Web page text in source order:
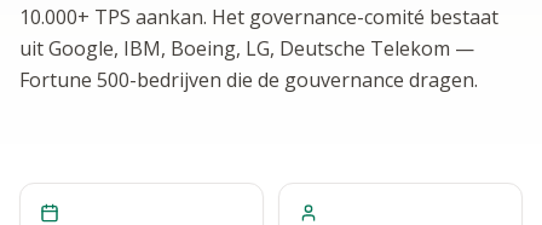
10.000+ TPS aankan. Het governance-comité bestaat
uit Google, IBM, Boeing, LG, Deutsche Telekom —
Fortune 500-bedrijven die de gouvernance dragen.